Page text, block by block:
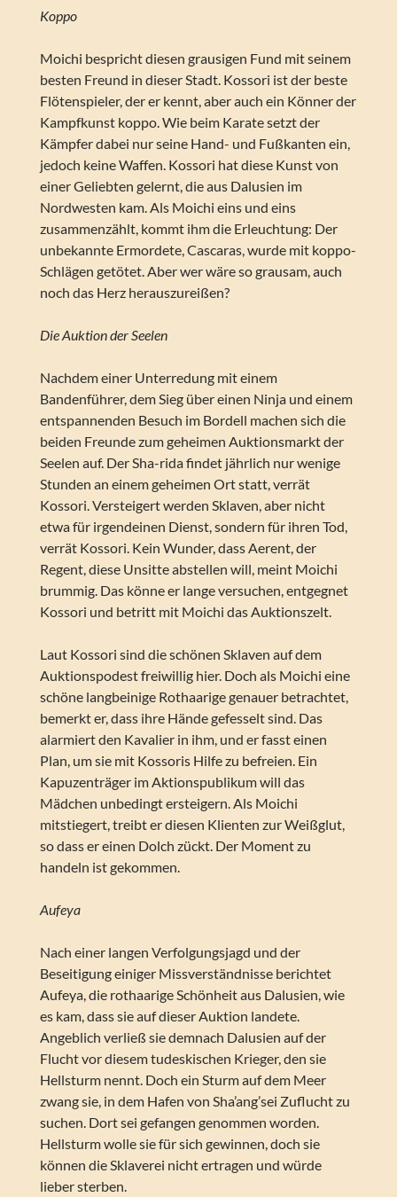
Koppo
Moichi bespricht diesen grausigen Fund mit seinem
besten Freund in dieser Stadt. Kossori ist der beste
Flötenspieler, der er kennt, aber auch ein Könner der
Kampfkunst koppo. Wie beim Karate setzt der
Kämpfer dabei nur seine Hand- und Fußkanten ein,
jedoch keine Waffen. Kossori hat diese Kunst von
einer Geliebten gelernt, die aus Dalusien im
Nordwesten kam. Als Moichi eins und eins
zusammenzählt, kommt ihm die Erleuchtung: Der
unbekannte Ermordete, Cascaras, wurde mit koppo-
Schlägen getötet. Aber wer wäre so grausam, auch
noch das Herz herauszureißen?
Die Auktion der Seelen
Nachdem einer Unterredung mit einem
Bandenführer, dem Sieg über einen Ninja und einem
entspannenden Besuch im Bordell machen sich die
beiden Freunde zum geheimen Auktionsmarkt der
Seelen auf. Der Sha-rida findet jährlich nur wenige
Stunden an einem geheimen Ort statt, verrät
Kossori. Versteigert werden Sklaven, aber nicht
etwa für irgendeinen Dienst, sondern für ihren Tod,
verrät Kossori. Kein Wunder, dass Aerent, der
Regent, diese Unsitte abstellen will, meint Moichi
brummig. Das könne er lange versuchen, entgegnet
Kossori und betritt mit Moichi das Auktionszelt.
Laut Kossori sind die schönen Sklaven auf dem
Auktionspodest freiwillig hier. Doch als Moichi eine
schöne langbeinige Rothaarige genauer betrachtet,
bemerkt er, dass ihre Hände gefesselt sind. Das
alarmiert den Kavalier in ihm, und er fasst einen
Plan, um sie mit Kossoris Hilfe zu befreien. Ein
Kapuzenträger im Aktionspublikum will das
Mädchen unbedingt ersteigern. Als Moichi
mitstiegert, treibt er diesen Klienten zur Weißglut,
so dass er einen Dolch zückt. Der Moment zu
handeln ist gekommen.
Aufeya
Nach einer langen Verfolgungsjagd und der
Beseitigung einiger Missverständnisse berichtet
Aufeya, die rothaarige Schönheit aus Dalusien, wie
es kam, dass sie auf dieser Auktion landete.
Angeblich verließ sie demnach Dalusien auf der
Flucht vor diesem tudeskischen Krieger, den sie
Hellsturm nennt. Doch ein Sturm auf dem Meer
zwang sie, in dem Hafen von Sha’ang’sei Zuflucht zu
suchen. Dort sei gefangen genommen worden.
Hellsturm wolle sie für sich gewinnen, doch sie
können die Sklaverei nicht ertragen und würde
lieber sterben.